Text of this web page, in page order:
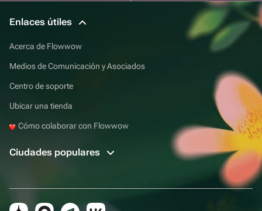
Enlaces útiles
Acerca de Flowwow
Medios de Comunicación y Asociados
Centro de soporte
Ubicar una tienda
Cómo colaborar con Flowwow
Ciudades populares